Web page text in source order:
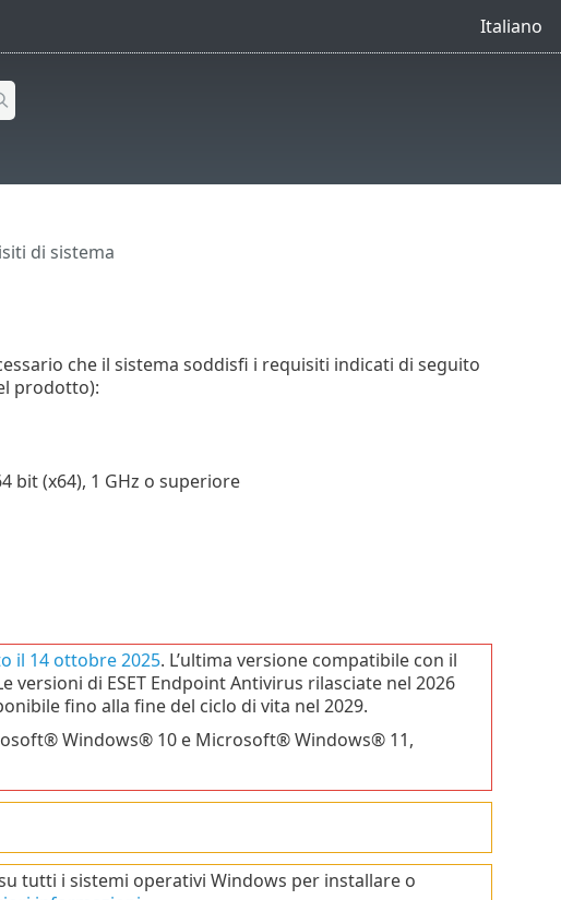
Italiano
di sistema
che il sistema soddisfi i requisiti indicati di seguito
prodotto):
bit (x64), 1 GHz o superiore
il 14 ottobre 2025. L’ultima versione compatibile con il
versioni di ESET Endpoint Antivirus rilasciate nel 2026
fino alla fine del ciclo di vita nel 2029.
Windows® 10 e Microsoft® Windows® 11,
tutti i sistemi operativi Windows per installare o